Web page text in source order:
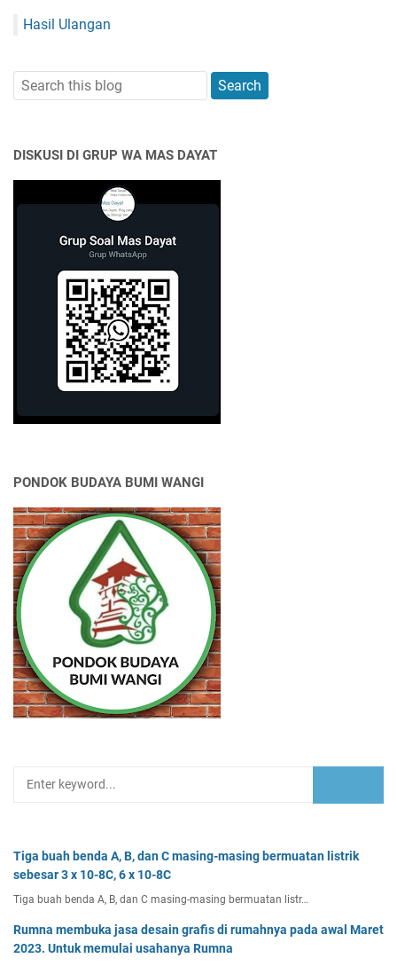
Hasil Ulangan
DISKUSI DI GRUP WA MAS DAYAT
PONDOK BUDAYA BUMI WANGI
Tiga buah benda A, B, dan C masing-masing bermuatan listrik
sebesar 3 x 10-8C, 6 x 10-8C
Tiga buah benda A, B, dan C masing-masing bermuatan listr…
Rumna membuka jasa desain grafis di rumahnya pada awal Maret
2023. Untuk memulai usahanya Rumna